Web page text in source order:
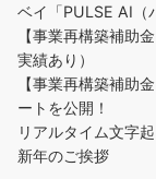
ベイ「PULSE AI（
【事業再構築補助
実績あり）
【事業再構築補助
ートを公開！
リアルタイム文字
新年のご挨拶